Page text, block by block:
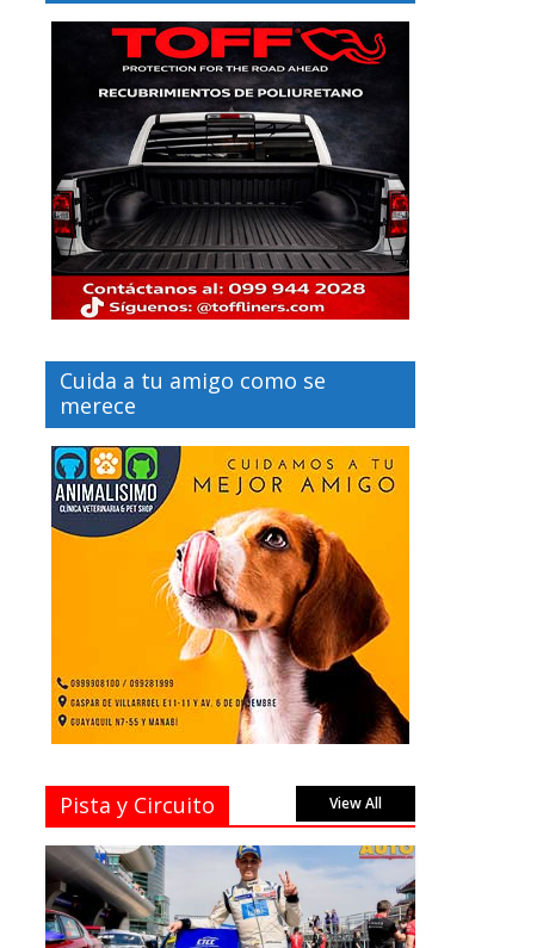
Cuida a tu amigo como se
merece
Pista y Circuito View All